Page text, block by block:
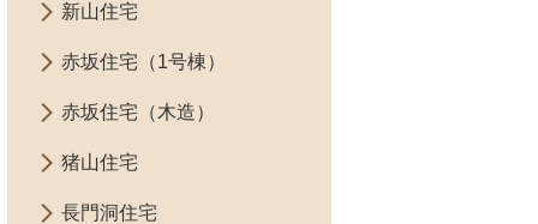
新山住宅
赤坂住宅（1号棟）
赤坂住宅（木造）
猪山住宅
長門洞住宅